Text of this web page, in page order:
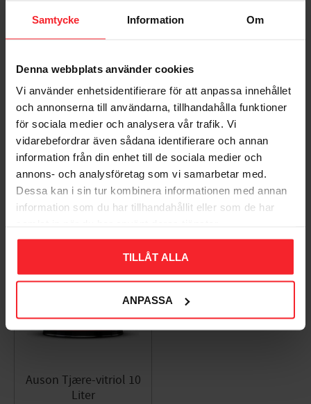
Samtycke Information Om
Denna webbplats använder cookies
Vi använder enhetsidentifierare för att anpassa innehållet
och annonserna till användarna, tillhandahålla funktioner
för sociala medier och analysera vår trafik. Vi
vidarebefordrar även sådana identifierare och annan
information från din enhet till de sociala medier och
annons- och analysföretag som vi samarbetar med.
Dessa kan i sin tur kombinera informationen med annan
information som du har tillhandahållit eller som de har
TILLÅT ALLA
ANPASSA
Populära produkter
Auson Tjære-vitriol 10
Liter
11%